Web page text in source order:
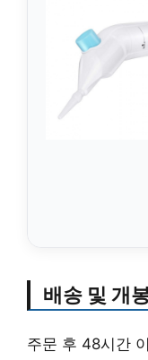
배송 및 개
주문 후 48시간